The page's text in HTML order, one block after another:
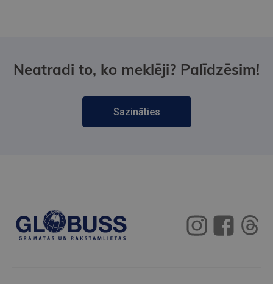
Neatradi to, ko meklēji? Palīdzēsim!
Sazināties